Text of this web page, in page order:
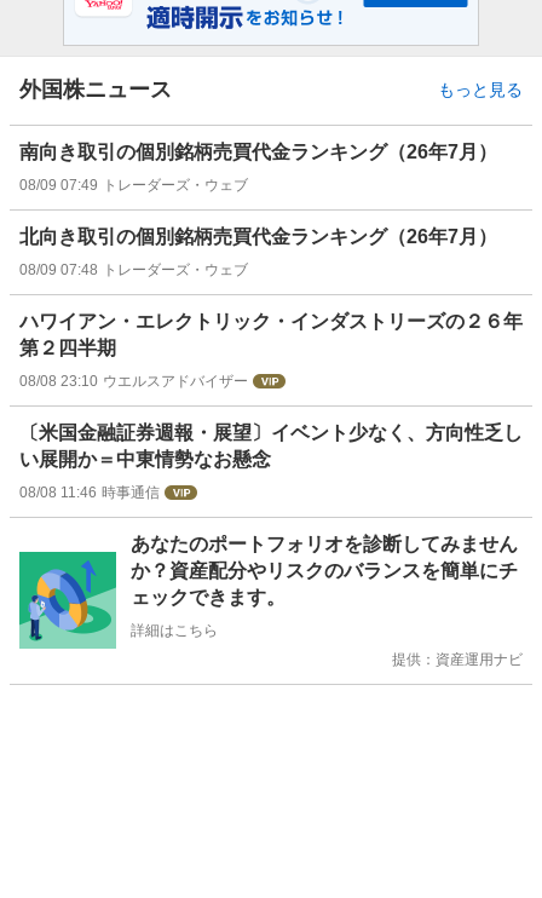
外国株ニュース もっと見る
南向き取引の個別銘柄売買代金ランキング（26年7月）
08/09 07:49 トレーダーズ・ウェブ
北向き取引の個別銘柄売買代金ランキング（26年7月）
08/09 07:48 トレーダーズ・ウェブ
ハワイアン・エレクトリック・インダストリーズの２６年
第２四半期
08/08 23:10 ウエルスアドバイザー
〔米国金融証券週報・展望〕イベント少なく、方向性乏し
い展開か＝中東情勢なお懸念
08/08 11:46 時事通信
あなたのポートフォリオを診断してみません
か？資産配分やリスクのバランスを簡単にチ
ェックできます。
詳細はこちら
提供：資産運用ナビ